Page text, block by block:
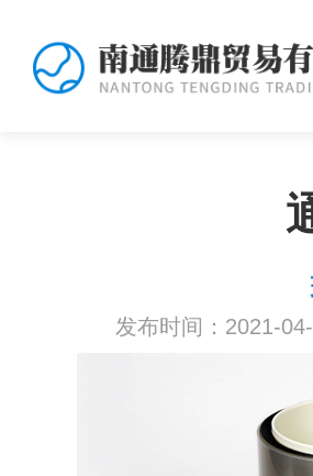
发布时间：2021-